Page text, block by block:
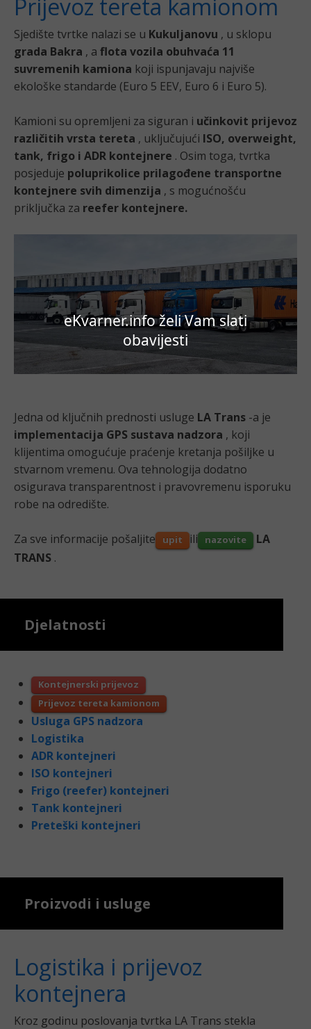
eKvarner.info želi Vam slati
obavijesti
Prijevoz tereta kamionom
Sjedište tvrtke nalazi se u Kukuljanovu , u sklopu
grada Bakra , a flota vozila obuhvaća 11
suvremenih kamiona koji ispunjavaju najviše
ekološke standarde (Euro 5 EEV, Euro 6 i Euro 5).
Kamioni su opremljeni za siguran i učinkovit prijevoz
različitih vrsta tereta , uključujući ISO, overweight,
tank, frigo i ADR kontejnere . Osim toga, tvrtka
posjeduje poluprikolice prilagođene transportne
kontejnere svih dimenzija , s mogućnošću
priključka za reefer kontejnere.
Jedna od ključnih prednosti usluge LA Trans -a je
implementacija GPS sustava nadzora , koji
klijentima omogućuje praćenje kretanja pošiljke u
stvarnom vremenu. Ova tehnologija dodatno
osigurava transparentnost i pravovremenu isporuku
robe na odredište.
Za sve informacije pošaljite upit ili nazovite
LA
TRANS .
Djelatnosti
Kontejnerski prijevoz
Prijevoz tereta kamionom
Usluga GPS nadzora
Logistika
ADR kontejneri
ISO kontejneri
Frigo (reefer) kontejneri
Tank kontejneri
Preteški kontejneri
Proizvodi i usluge
Logistika i prijevoz
kontejnera
Kroz godinu poslovanja tvrtka LA Trans stekla